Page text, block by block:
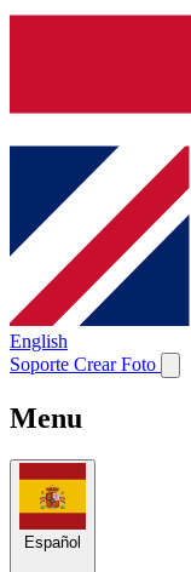
English
Soporte Crear Foto
Menu
Español